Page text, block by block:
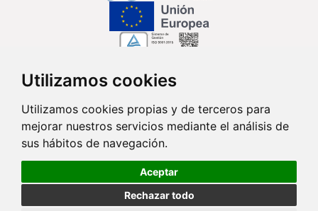
Utilizamos cookies
Utilizamos cookies propias y de terceros para
mejorar nuestros servicios mediante el análisis de
sus hábitos de navegación.
Aceptar
Rechazar todo
Síguenos en...
Contacto
Av. Monforte de Lemos, 3-5. Pabellón 11. Planta 0 28029 Madrid
info@ciberisciii.es